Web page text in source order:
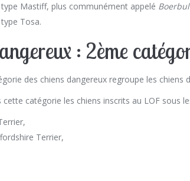
Mastiff, plus communément appelé
Tosa.
: 2ème
des chiens dangereux regroupe les chiens
catégorie les chiens inscrits au LOF sous
Terrier,